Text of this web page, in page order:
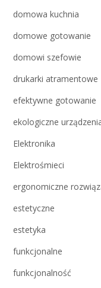
domowa kuchnia
domowe gotowanie
domowi szefowie
drukarki atramentowe
efektywne gotowanie
ekologiczne
Elektronika
Elektrośmieci
ergonomiczne
estetyczne
estetyka
funkcjonalne
funkcjonalność